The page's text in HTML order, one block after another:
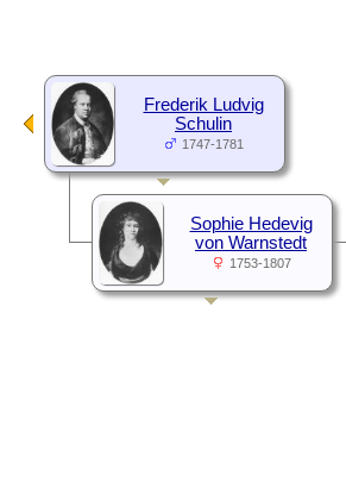
Frederik Ludvig
Schulin
1747-1781
Sophie Hedevig
von Warnstedt
1753-1807